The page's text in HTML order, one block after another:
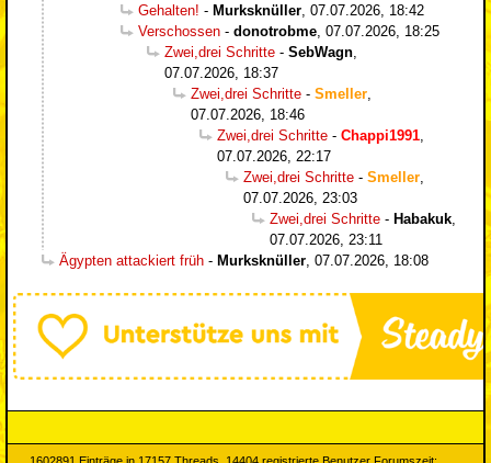
Gehalten! - Murksknüller, 07.07.2026, 18:42
Verschossen - donotrobme, 07.07.2026, 18:25
Zwei,drei Schritte - SebWagn,
07.07.2026, 18:37
Zwei,drei Schritte - Smeller,
07.07.2026, 18:46
Zwei,drei Schritte - Chappi1991,
07.07.2026, 22:17
Zwei,drei Schritte - Smeller,
07.07.2026, 23:03
Zwei,drei Schritte - Habakuk,
07.07.2026, 23:11
Ägypten attackiert früh - Murksknüller, 07.07.2026, 18:08